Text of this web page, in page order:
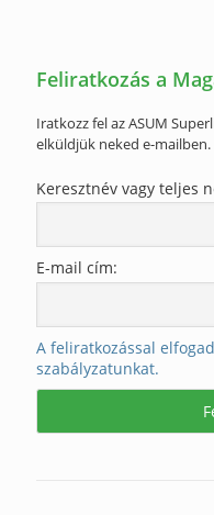
Feliratkozás a
Iratkozz fel az ASUM
elküldjük neked e-mailben.
Keresztnév vagy teljes
E-mail cím:
A feliratkozással
szabályzatunkat.